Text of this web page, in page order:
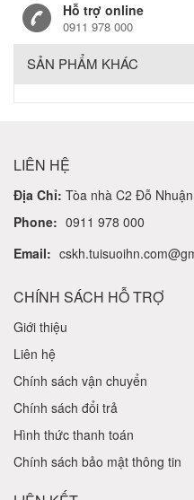
Hỗ trợ online
0911 978 000
SẢN PHẨM KHÁC
LIÊN HỆ
Địa Chỉ: Tòa nhà C2 Đỗ
Phone: 0911 978 000
Email:
CHÍNH SÁCH HỖ TRỢ
Giới thiệu
Liên hệ
Chính sách vận chuyển
Chính sách đổi trả
Hình thức thanh toán
Chính sách bảo mật thông tin